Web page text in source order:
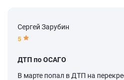
Сергей Зарубин
5
ДТП по ОСАГО
В марте попал в ДТП на